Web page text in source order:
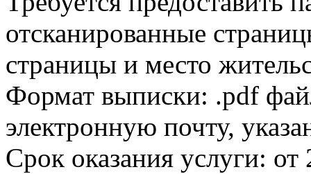
отсканированные
страницы и место
Формат выписки: .pdf
электронную почту,
Срок оказания услуги: от